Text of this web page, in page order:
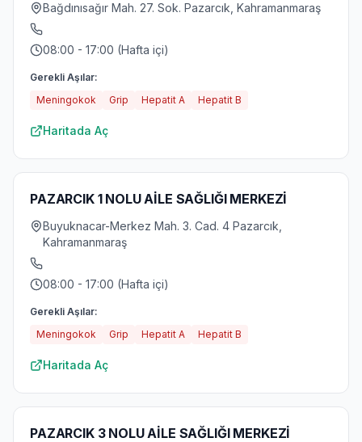
Bağdınısağır Mah. 27. Sok. Pazarcık, Kahramanmaraş
08:00 - 17:00 (Hafta içi)
Gerekli Aşılar:
Meningokok
Grip Hepatit A Hepatit B
Haritada Aç
PAZARCIK 1 NOLU AİLE SAĞLIĞI MERKEZİ
Buyuknacar-Merkez Mah. 3. Cad. 4 Pazarcık,
Kahramanmaraş
08:00 - 17:00 (Hafta içi)
Gerekli Aşılar:
Meningokok
Grip Hepatit A Hepatit B
Haritada Aç
PAZARCIK 3 NOLU AİLE SAĞLIĞI MERKEZİ